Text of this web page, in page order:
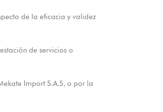
de la eficacia y validez
de servicios o
Import S.A.S, o por la